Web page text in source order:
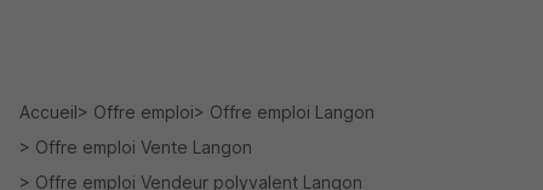
Accueil Offre emploi
Offre emploi Langon
Offre emploi Vente Langon
Offre emploi Vendeur polyvalent Langon